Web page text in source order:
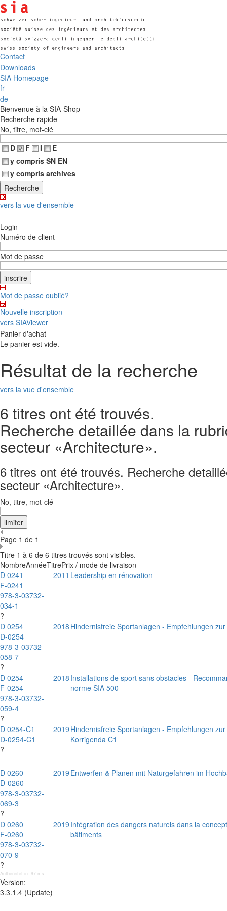
Contact
Downloads
SIA Homepage
fr
de
Bienvenue à la SIA-Shop
Recherche rapide
No, titre, mot-clé
D
F I
E
y compris SN EN
y compris archives
vers la vue d'ensemble
Login
Numéro de client
Mot de passe
Mot de passe oublié?
Nouvelle inscription
vers SIAViewer
Panier d'achat
Le panier est vide.
Résultat de la recherche
vers la vue d'ensemble
6 titres ont été trouvés.
Recherche detaillée dans la
secteur «Architecture».
6 titres ont été trouvés. Recherche
secteur «Architecture».
No, titre, mot-clé
Page 1 de 1
Titre 1 à 6 de 6 titres trouvés sont visibles.
NombreAnnéeTitrePrix / mode de livraison
D 0241
F-0241
978-3-03732-
034-1
?
2011 Leadership en rénovation
D 0254
D-0254
978-3-03732-
058-7
?
2018 Hindernisfreie Sportanlagen - Empfehlungen
D 0254
F-0254
978-3-03732-
059-4
?
2018 Installations de sport sans obstacles -
norme SIA 500
D 0254-C1
D-0254-C1
?
2019 Hindernisfreie Sportanlagen - Empfehlungen
Korrigenda C1
D 0260
D-0260
978-3-03732-
069-3
?
2019 Entwerfen & Planen mit Naturgefahren im
D 0260
F-0260
978-3-03732-
070-9
?
2019 Intégration des dangers naturels dans la
bâtiments
Aufbereitet in: 97 ms;
Version:
3.3.1.4 (Update)